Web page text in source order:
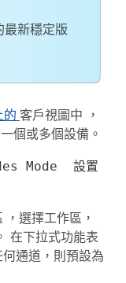
最新穩定版
的 客戶視圖中 ，
個或多個設備。
Mode
設置
，選擇工作區，
在下拉式功能表
通道，則預設為